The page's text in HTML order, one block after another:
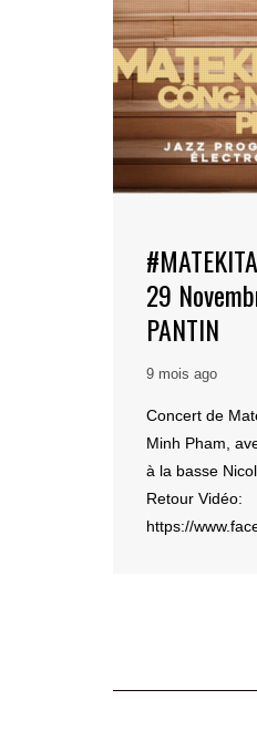
#MATEKITA
29
PANTIN
9 mois ago
Concert de
Minh Pham,
à la basse
Retour Vidéo:
https://